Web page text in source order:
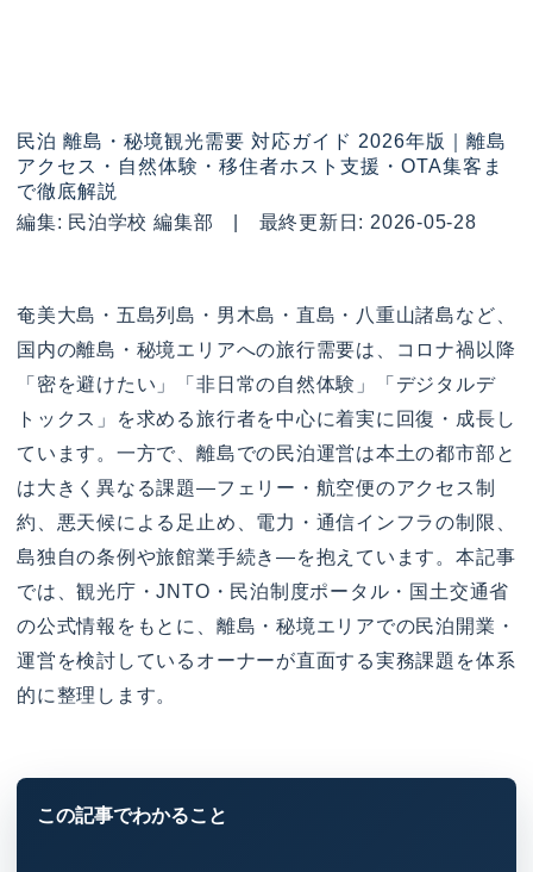
民泊 離島・秘境観光需要 対応ガイド 2026年版｜離島
アクセス・自然体験・移住者ホスト支援・OTA集客ま
で徹底解説
編集: 民泊学校 編集部 | 最終更新日: 2026-05-28
奄美大島・五島列島・男木島・直島・八重山諸島など、
国内の離島・秘境エリアへの旅行需要は、コロナ禍以降
「密を避けたい」「非日常の自然体験」「デジタルデ
トックス」を求める旅行者を中心に着実に回復・成長し
ています。一方で、離島での民泊運営は本土の都市部と
は大きく異なる課題—フェリー・航空便のアクセス制
約、悪天候による足止め、電力・通信インフラの制限、
島独自の条例や旅館業手続き—を抱えています。本記事
では、観光庁・JNTO・民泊制度ポータル・国土交通省
の公式情報をもとに、離島・秘境エリアでの民泊開業・
運営を検討しているオーナーが直面する実務課題を体系
的に整理します。